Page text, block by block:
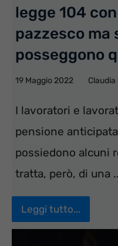
legge 104
pazzesco ma
posseggono
19 Maggio 2022
I lavoratori e
pensione
possiedono alcuni
tratta, però, di una
Leggi tutto...